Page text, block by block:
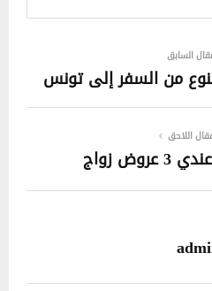
السابق
من السفر إلى تونس
اللاحق
زواج